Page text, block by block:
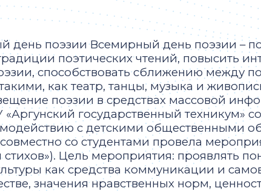
день поэзии Всемирный день поэзии –
поэтических чтений, повысить
способствовать сближению между
как театр, танцы, музыка и
поэзии в средствах массовой
государственный техникум»
с детскими общественными
со студентами провела
стихов»). Цель мероприятия: проявлять
как средства коммуникации и
значения нравственных норм,